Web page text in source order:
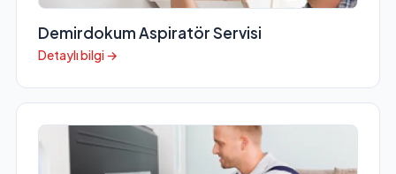
Demirdokum Aspiratör Servisi
Detaylı bilgi →